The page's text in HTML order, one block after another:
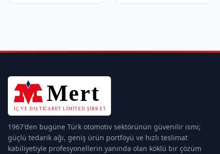
1967'den bugüne Türk otomotiv sektörünün güvenilir ismi;
güçlü tedarik ağı, geniş ürün portföyü ve hızlı teslimat
kabiliyetiyle profesyonellerin yanında olan köklü bir çözüm